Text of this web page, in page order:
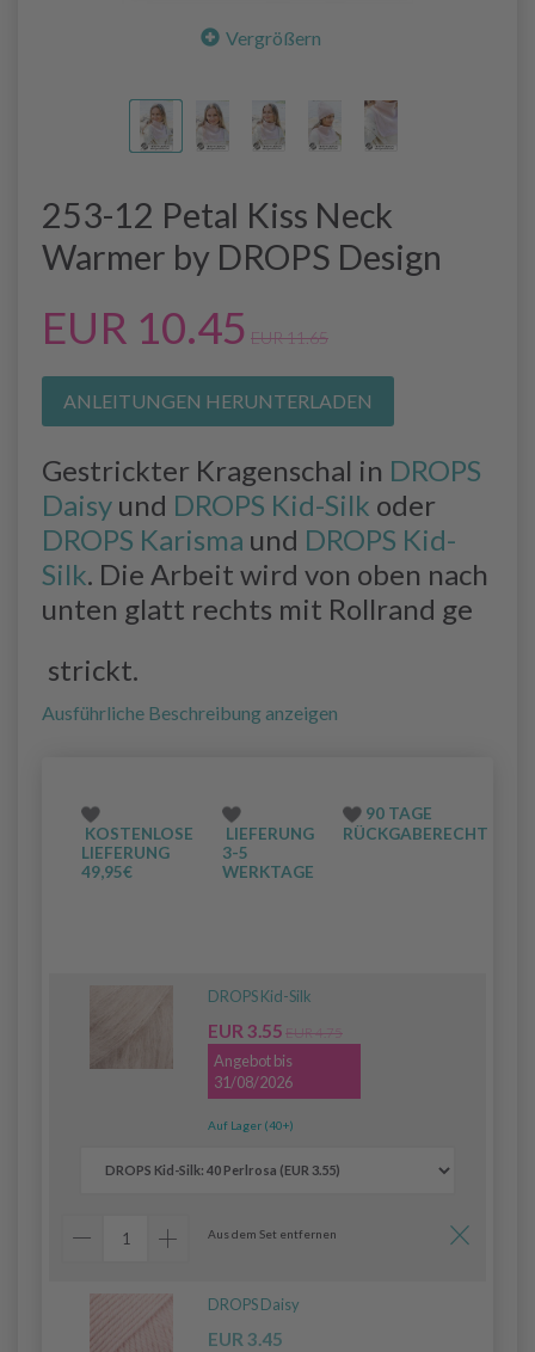
Vergrößern
253-12 Petal Kiss Neck
Warmer by DROPS Design
EUR 10.45 EUR 11.65
ANLEITUNGEN HERUNTERLADEN
Gestrickter Kragenschal in DROPS
Daisy und DROPS Kid-Silk oder
DROPS Karisma und DROPS Kid-
Silk. Die Arbeit wird von oben nach
unten glatt rechts mit Rollrand ge
strickt.
Ausführliche Beschreibung anzeigen
KOSTENLOSE
LIEFERUNG
49,95€
LIEFERUNG
3-5
WERKTAGE
90 TAGE
RÜCKGABERECHT
DROPS Kid-Silk
EUR 3.55 EUR 4.75
Angebot bis
31/08/2026
Auf Lager (40+)
Aus dem Set entfernen
DROPS Daisy
EUR 3.45